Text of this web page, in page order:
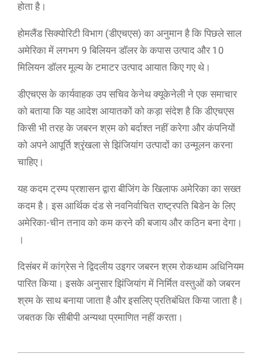
होता है।
होमलैंड सिक्योरिटी विभाग (डीएचएस) का अनुमान है कि पिछले साल
अमेरिका में लगभग 9 बिलियन डॉलर के कपास उत्पाद और 10
मिलियन डॉलर मूल्य के टमाटर उत्पाद आयात किए गए थे।
डीएचएस के कार्यवाहक उप सचिव केनेथ क्यूकेनेली ने एक समाचार
को बताया कि यह आदेश आयातकों को कड़ा संदेश है कि डीएचएस
किसी भी तरह के जबरन श्रम को बर्दाश्त नहीं करेगा और कंपनियों
को अपने आपूर्ति श्रृंखला से झिंजियांग उत्पादों का उन्मूलन करना
चाहिए।
यह कदम ट्रम्प प्रशासन द्वारा बीजिंग के खिलाफ अमेरिका का सख्त
कदम है। इस आर्थिक दंड से नवनिर्वाचित राष्ट्रपति बिडेन के लिए
अमेरिका-चीन तनाव को कम करने की बजाय और कठिन बना देगा।
।
दिसंबर में कांग्रेस ने द्विदलीय उइगर जबरन श्रम रोकथाम अधिनियम
पारित किया। इसके अनुसार झिंजियांग में निर्मित वस्तुओं को जबरन
श्रम के साथ बनाया जाता है और इसलिए प्रतिबंधित किया जाता है।
जबतक कि सीबीपी अन्यथा प्रमाणित नहीं करता।